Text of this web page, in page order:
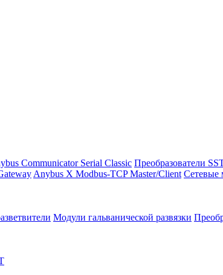
Communicator Serial Classic Преобразователи
Anybus X Modbus-TCP Master/Client Сетевые
Модули гальванической развязки